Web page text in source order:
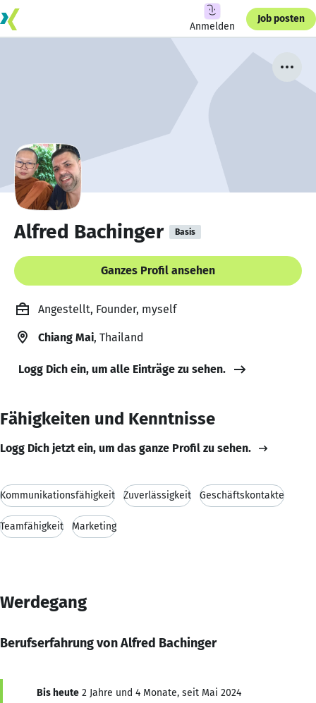
Anmelden
Job posten
Alfred Bachinger Basis
Ganzes Profil ansehen
Angestellt, Founder, myself
Chiang Mai, Thailand
Logg Dich ein, um alle Einträge zu sehen.
Fähigkeiten und Kenntnisse
Logg Dich jetzt ein, um das ganze Profil zu sehen.
Kommunikationsfähigkeit Zuverlässigkeit Geschäftskontakte
Teamfähigkeit Marketing
Werdegang
Berufserfahrung von Alfred Bachinger
Bis heute 2 Jahre und 4 Monate, seit Mai 2024